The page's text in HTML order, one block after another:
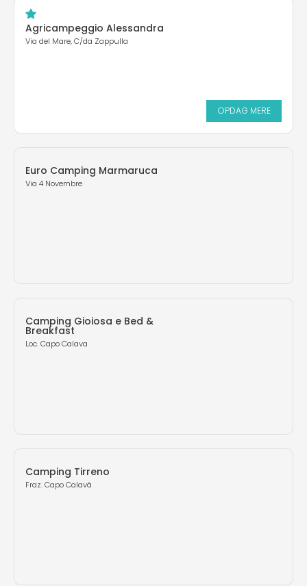
Agricampeggio Alessandra
Via del Mare, C/da Zappulla
OPDAG MERE
Euro Camping Marmaruca
Via 4 Novembre
Camping Gioiosa e Bed &
Breakfast
Loc. Capo Calava
Camping Tirreno
Fraz. Capo Calavà